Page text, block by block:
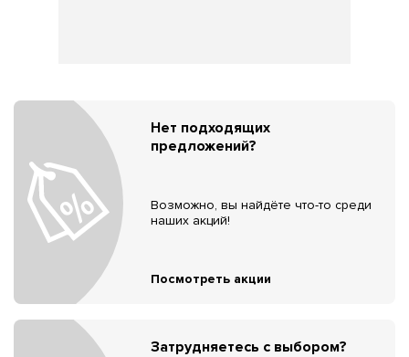
Нет подходящих
предложений?
Возможно, вы найдёте что-то среди
наших акций!
Посмотреть акции
Затрудняетесь с выбором?